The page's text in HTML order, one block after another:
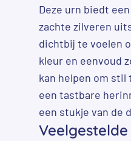
Deze urn biedt
zachte zilveren
dichtbij te voelen
kleur en eenvoud
kan helpen om
een tastbare
een stukje van de